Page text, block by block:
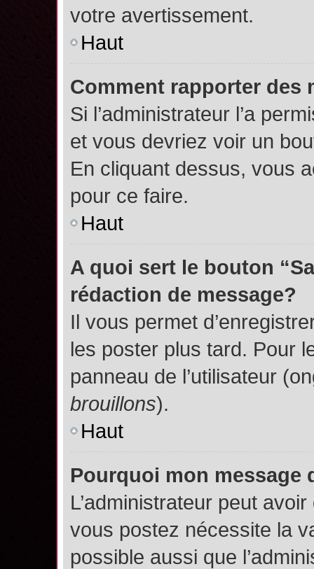
votre avertissement.
Haut
Comment rapporter des
Si l’administrateur l’a
et vous devriez voir un
En cliquant dessus, vous
pour ce faire.
Haut
A quoi sert le bouton
rédaction de message?
Il vous permet
les poster plus tard. Pour
panneau de l’utilisateur
brouillons).
Haut
Pourquoi mon message
L’administrateur peut
vous postez nécessite la
possible aussi que